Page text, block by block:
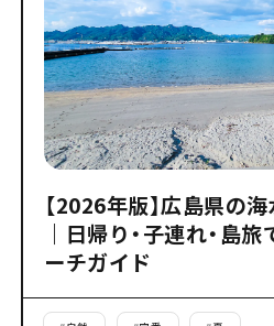
【2026年版】広島県の
｜日帰り・子連れ・島
ーチガイド